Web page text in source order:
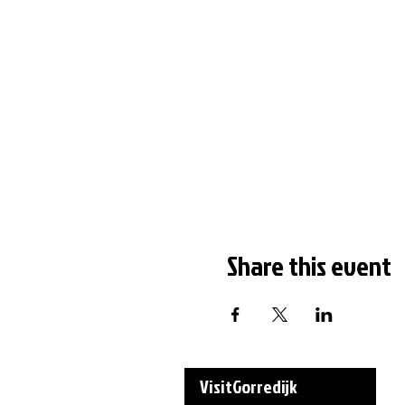
Share this event
VisitGorredijk